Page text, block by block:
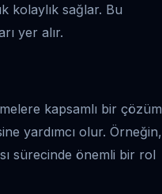
kolaylık sağlar. Bu
yer alır.
kapsamlı bir çözüm
yardımcı olur. Örneğin,
sürecinde önemli bir rol